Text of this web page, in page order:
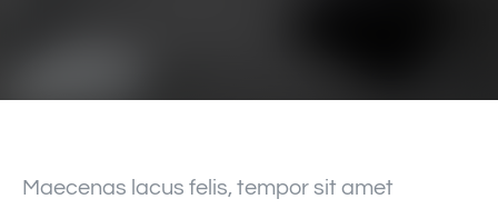
Maecenas lacus felis, tempor sit amet